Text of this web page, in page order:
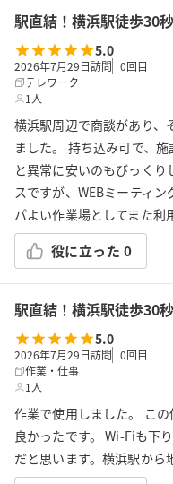
5.0
2026年7月29日訪問 0回目
テレワーク
1人
横浜駅周辺で商談があり、
ました。 持ち込み可で、
と異常に安いのもびっくり
スですが、WEBミーティ
パよい作業場としてまた利
役に立った 0
5.0
2026年7月29日訪問 0回目
作業・仕事
1人
作業で使用しました。 こ
良かったです。 Wi-Fiも下
だと思います。横浜駅から